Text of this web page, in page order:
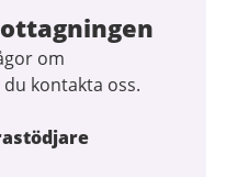
om
kontakta oss.